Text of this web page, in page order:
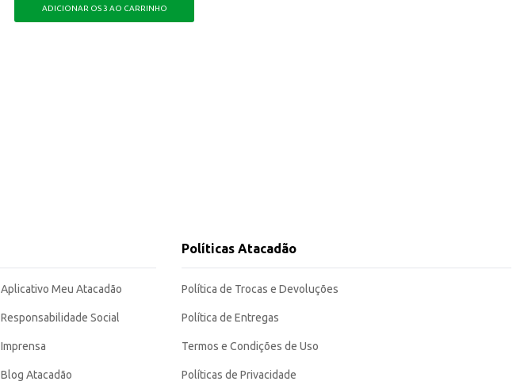
ADICIONAR OS 3 AO CARRINHO
Aplicativo Meu Atacadão
Responsabilidade Social
Imprensa
Blog Atacadão
Políticas Atacadão
Política de Trocas e Devoluções
Política de Entregas
Termos e Condições de Uso
Políticas de Privacidade